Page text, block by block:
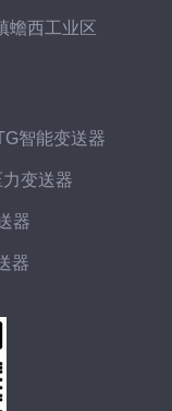
蟾西工业区
智能变送器
变送器
器
器